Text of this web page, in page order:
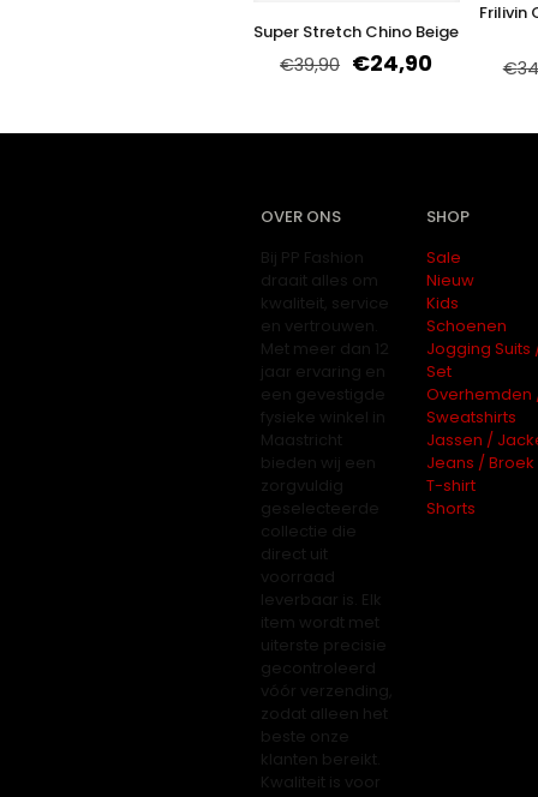
Super Stretch Chino Beige
€39,90 €24,90
Frilivin
€
OVER ONS
Bij PP Fashion
draait alles om
kwaliteit, service
en vertrouwen.
Met meer dan 12
jaar ervaring en
een gevestigde
fysieke winkel in
Maastricht
bieden wij een
zorgvuldig
geselecteerde
collectie die
direct uit
voorraad
leverbaar is. Elk
item wordt met
uiterste precisie
gecontroleerd
vóór verzending,
zodat alleen het
beste onze
klanten bereikt.
Kwaliteit is voor
SHOP
Sale
Nieuw
Kids
Schoenen
Jogging Suits
Set
Overhemden
Sweatshirts
Jassen /
Jeans / Broek
T-shirt
Shorts